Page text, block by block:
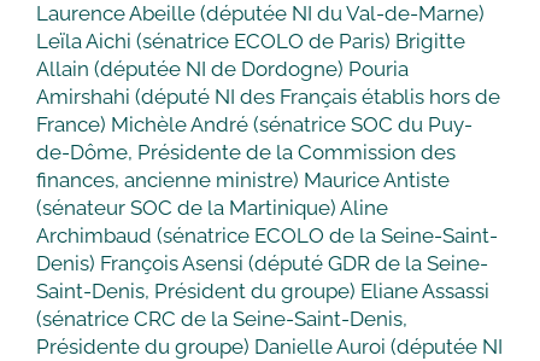
Laurence Abeille (députée NI du Val-de-Marne)
Leïla Aichi (sénatrice ECOLO de Paris) Brigitte
Allain (députée NI de Dordogne) Pouria
Amirshahi (député NI des Français établis hors de
France) Michèle André (sénatrice SOC du Puy-
de-Dôme, Présidente de la Commission des
finances, ancienne ministre) Maurice Antiste
(sénateur SOC de la Martinique) Aline
Archimbaud (sénatrice ECOLO de la Seine-Saint-
Denis) François Asensi (député GDR de la Seine-
Saint-Denis, Président du groupe) Eliane Assassi
(sénatrice CRC de la Seine-Saint-Denis,
Présidente du groupe) Danielle Auroi (députée NI